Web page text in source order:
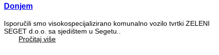
Donjem
Isporučili smo visokospecijalizirano komunalno vozilo tvrtki ZELENI
SEGET d.o.o. sa sjedištem u Segetu..
Pročitaj više